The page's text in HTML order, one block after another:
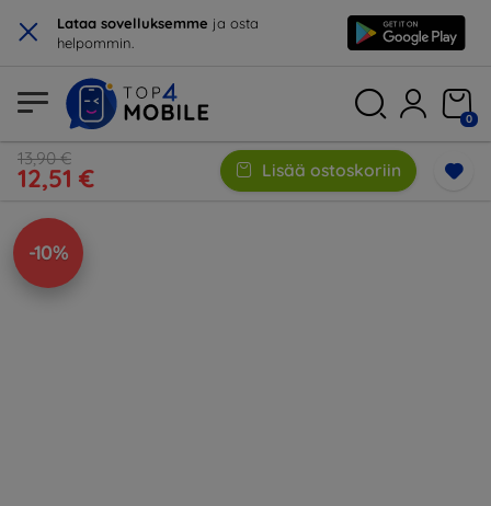
× Lataa sovelluksemme ja osta
helpommin.
0
13,90 €
12,51 € Lisää ostoskoriin
-10%